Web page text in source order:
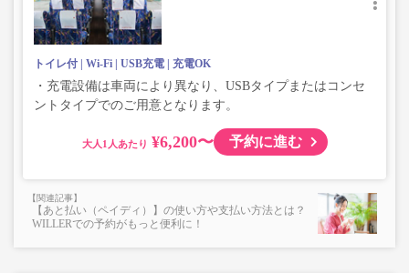
トイレ付 Wi-Fi USB充電 充電OK
・充電設備は車両により異なり、USBタイプまたはコンセ
ントタイプでのご用意となります。
大人 ¥6,200〜 予約に進む
【あと払い（ペイディ）】の使い方や支払い方法とは？
WILLERでの予約がもっと便利に！